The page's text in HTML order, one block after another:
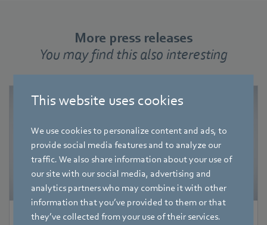
This website uses cookies
We use cookies to personalize content and ads, to
provide social media features and to analyze our
traffic. We also share information about your use of
our site with our social media, advertising and
analytics partners who may combine it with other
information that you’ve provided to them or that
they’ve collected from your use of their services.
More press releases
You may find this also interesting
Product News|4. avgust 2026